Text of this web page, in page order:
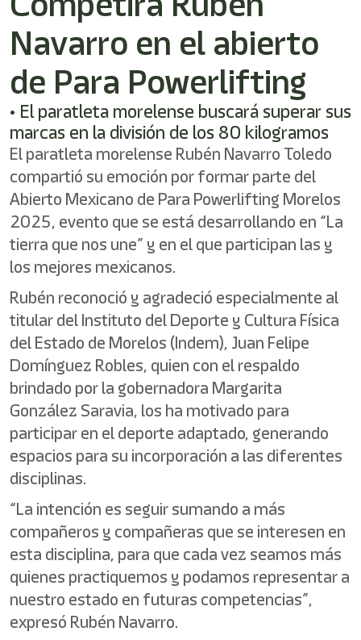
Este
acceso
directo
lector
de
pantalla
para
ayudarle
navegar
interactuar
con
contenido.
Navarro en el abierto
de Para Powerlifting
• El paratleta morelense buscará superar sus
marcas en la división de los 80 kilogramos
El paratleta morelense Rubén Navarro Toledo
compartió su emoción por formar parte del
Abierto Mexicano de Para Powerlifting Morelos
2025, evento que se está desarrollando en “La
tierra que nos une” y en el que participan las y
los mejores mexicanos.
Rubén reconoció y agradeció especialmente al
titular del Instituto del Deporte y Cultura Física
del Estado de Morelos (Indem), Juan Felipe
Domínguez Robles, quien con el respaldo
brindado por la gobernadora Margarita
González Saravia, los ha motivado para
participar en el deporte adaptado, generando
espacios para su incorporación a las diferentes
disciplinas.
“La intención es seguir sumando a más
compañeros y compañeras que se interesen en
esta disciplina, para que cada vez seamos más
quienes practiquemos y podamos representar a
nuestro estado en futuras competencias”,
expresó Rubén Navarro.